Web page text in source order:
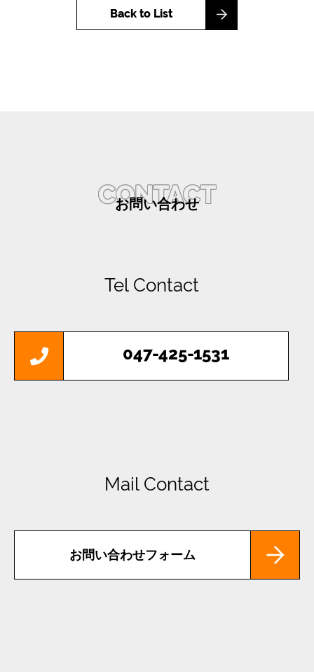
Back to List
CONTACT
Tel Contact
047-425-1531
Mail Contact
お問い合わせフォーム